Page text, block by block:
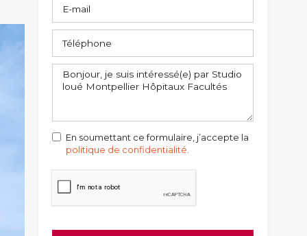
En soumettant ce formulaire, j’accepte la
politique de confidentialité